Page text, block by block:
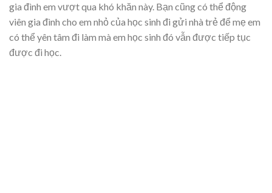
gia đình em vượt qua khó khăn này. Bạn cũng có thể động
viên gia đình cho em nhỏ của học sinh đi gửi nhà trẻ để mẹ em
có thể yên tâm đi làm mà em học sinh đó vẫn được tiếp tục
được đi học.